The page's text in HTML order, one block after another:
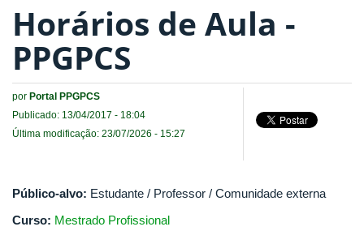
Horários de Aula -
PPGPCS
por Portal PPGPCS
Publicado: 13/04/2017 - 18:04
Última modificação: 23/07/2026 - 15:27
Público-alvo: Estudante / Professor / Comunidade externa
Curso: Mestrado Profissional